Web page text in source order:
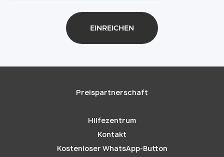
Preispartnerschaft
Hilfezentrum
Kontakt
Kostenloser WhatsApp-Button